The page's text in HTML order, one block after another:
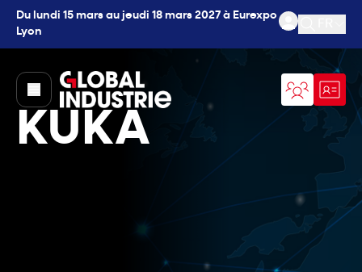
Du lundi 15 mars au jeudi 18 mars 2027 à Eurexpo
Lyon
Ouvrir
page.home
KUKA